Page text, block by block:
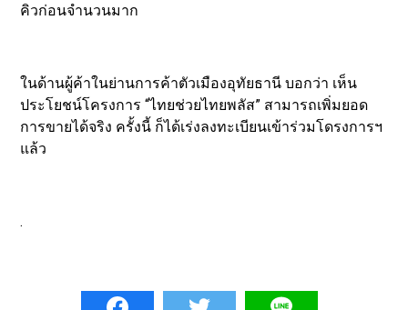
คิวก่อนจำนวนมาก
ในด้านผู้ค้าในย่านการค้าตัวเมืองอุทัยธานี บอกว่า เห็น
ประโยชน์โครงการ “ไทยช่วยไทยพลัส” สามารถเพิ่มยอด
การขายได้จริง ครั้งนี้ ก็ได้เร่งลงทะเบียนเข้าร่วมโดรงการฯ
แล้ว
.